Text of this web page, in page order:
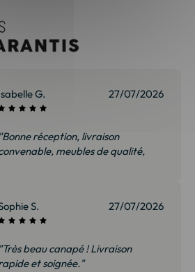
G. 27/07/2026
"Bonne réception, livraison
meubles de qualité,
S.
27/07/2026
"Très beau canapé ! Livraison
et soignée."